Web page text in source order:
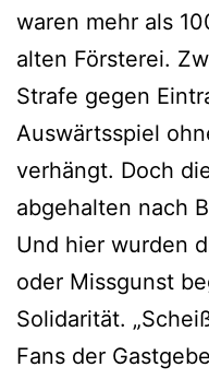
waren mehr als
alten Försterei.
Strafe gegen
Auswärtsspiel
verhängt. Doch
abgehalten nach
Und hier wurden
oder Missgunst
Solidarität.
Fans der